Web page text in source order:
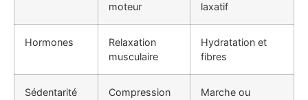
moteur
laxatif
Hormones
Relaxation
musculaire
Hydratation et
fibres
Sédentarité
Compression
Marche ou